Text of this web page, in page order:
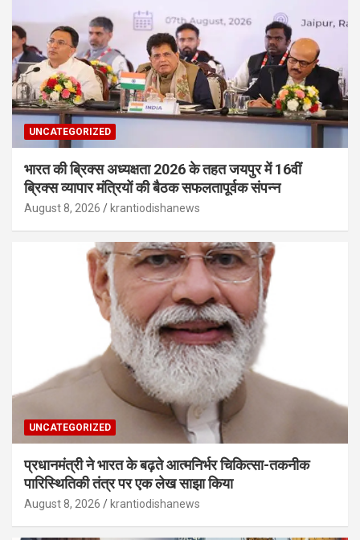
UNCATEGORIZED
भारत की ब्रिक्‍स अध्यक्षता 2026 के तहत जयपुर में 16वीं
ब्रिक्‍स व्यापार मंत्रियों की बैठक सफलतापूर्वक संपन्न
August 8, 2026 krantiodishanews
UNCATEGORIZED
प्रधानमंत्री ने भारत के बढ़ते आत्मनिर्भर चिकित्सा-तकनीक
पारिस्थितिकी तंत्र पर एक लेख साझा किया
August 8, 2026 krantiodishanews